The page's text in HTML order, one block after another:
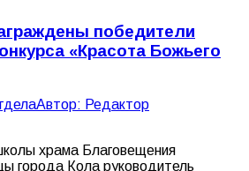
победители
«Красота Божьего
Автор: Редактор
храма Благовещения
города Кола руководитель